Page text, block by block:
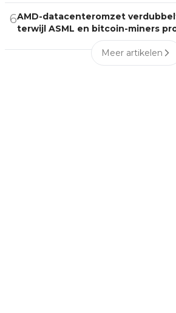
6AMD-datacenteromzet
terwijl ASML en bitcoin-miners
Meer artikelen